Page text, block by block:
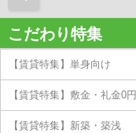
こだわり特集
【賃貸特集】単身向け
【賃貸特集】敷金・礼金0円
【賃貸特集】新築・築浅